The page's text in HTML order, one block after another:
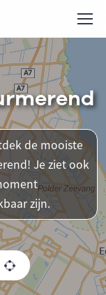
de mooiste
Je ziet ook
zijn.